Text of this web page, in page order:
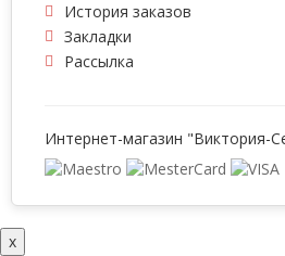
История заказов
Закладки
Рассылка
Интернет-магазин "Виктория-
x